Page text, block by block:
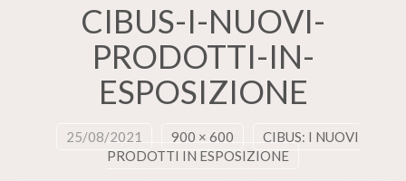
CIBUS-I-NUOVI-
PRODOTTI-IN-
ESPOSIZIONE
25/08/2021 900 × 600
CIBUS: I NUOVI
PRODOTTI IN ESPOSIZIONE